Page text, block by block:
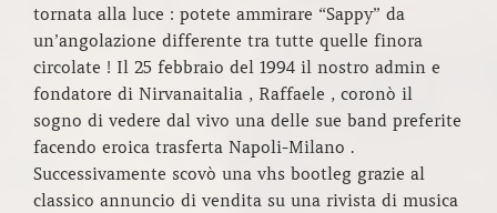
tornata alla luce : potete ammirare “Sappy” da
un’angolazione differente tra tutte quelle finora
circolate ! Il 25 febbraio del 1994 il nostro admin e
fondatore di Nirvanaitalia , Raffaele , coronò il
sogno di vedere dal vivo una delle sue band preferite
facendo eroica trasferta Napoli-Milano .
Successivamente scovò una vhs bootleg grazie al
classico annuncio di vendita su una rivista di musica